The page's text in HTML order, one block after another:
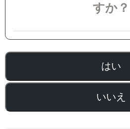
すか？
はい
いいえ